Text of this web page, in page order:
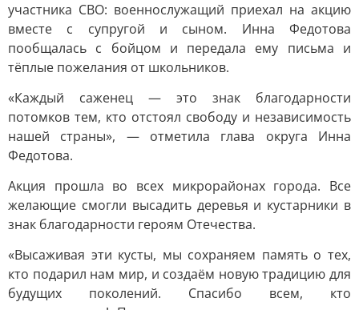
участника СВО: военнослужащий приехал на акцию
вместе с супругой и сыном. Инна Федотова
пообщалась с бойцом и передала ему письма и
тёплые пожелания от школьников.
«Каждый саженец — это знак благодарности
потомков тем, кто отстоял свободу и независимость
нашей страны», — отметила глава округа Инна
Федотова.
Акция прошла во всех микрорайонах города. Все
желающие смогли высадить деревья и кустарники в
знак благодарности героям Отечества.
«Высаживая эти кусты, мы сохраняем память о тех,
кто подарил нам мир, и создаём новую традицию для
будущих поколений. Спасибо всем, кто